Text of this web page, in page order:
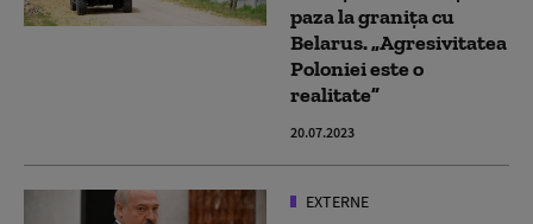
paza la granița cu
Belarus. „Agresivitatea
Poloniei este o
realitate”
20.07.2023
EXTERNE